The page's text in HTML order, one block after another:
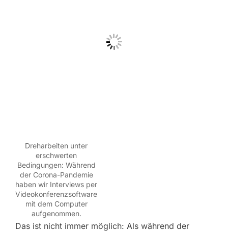
Dreharbeiten unter
erschwerten
Bedingungen: Während
der Corona-Pandemie
haben wir Interviews per
Videokonferenzsoftware
mit dem Computer
aufgenommen.
Das ist nicht immer möglich: Als während der